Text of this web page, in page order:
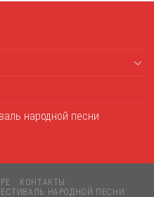
народной песни
КОНТАКТЫ
НАРОДНОЙ ПЕСНИ